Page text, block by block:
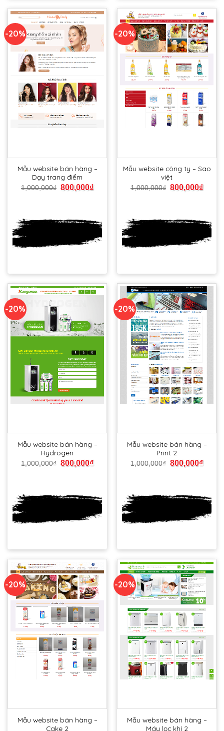
-20%
Mẫu website bán hàng –
Dạy trang điểm
1,000,000₫ 800,000₫
Xem
DEMO
-20%
Mẫu website công ty – Sao
việt
1,000,000₫ 800,000₫
Xem
DEMO
-20%
Mẫu website bán hàng –
Hydrogen
1,000,000₫ 800,000₫
Xem
DEMO
-20%
Mẫu website bán hàng –
Print 2
1,000,000₫ 800,000₫
Xem
DEMO
-20%
Mẫu website bán hàng –
Cake 2
-20%
Mẫu website bán hàng –
Máy lọc khí 2